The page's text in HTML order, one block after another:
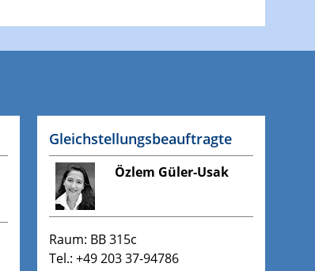
Gleichstellungsbeauftragte
Özlem Güler-Usak
Raum: BB 315c
Tel.: +49 203 37-94786